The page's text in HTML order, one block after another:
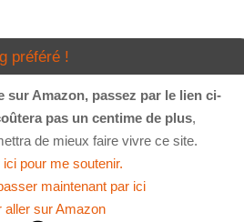
préféré !
sur Amazon, passez par le lien ci-
pas un centime de plus,
de mieux faire vivre ce site.
ici pour me soutenir.
maintenant par ici
aller sur Amazon